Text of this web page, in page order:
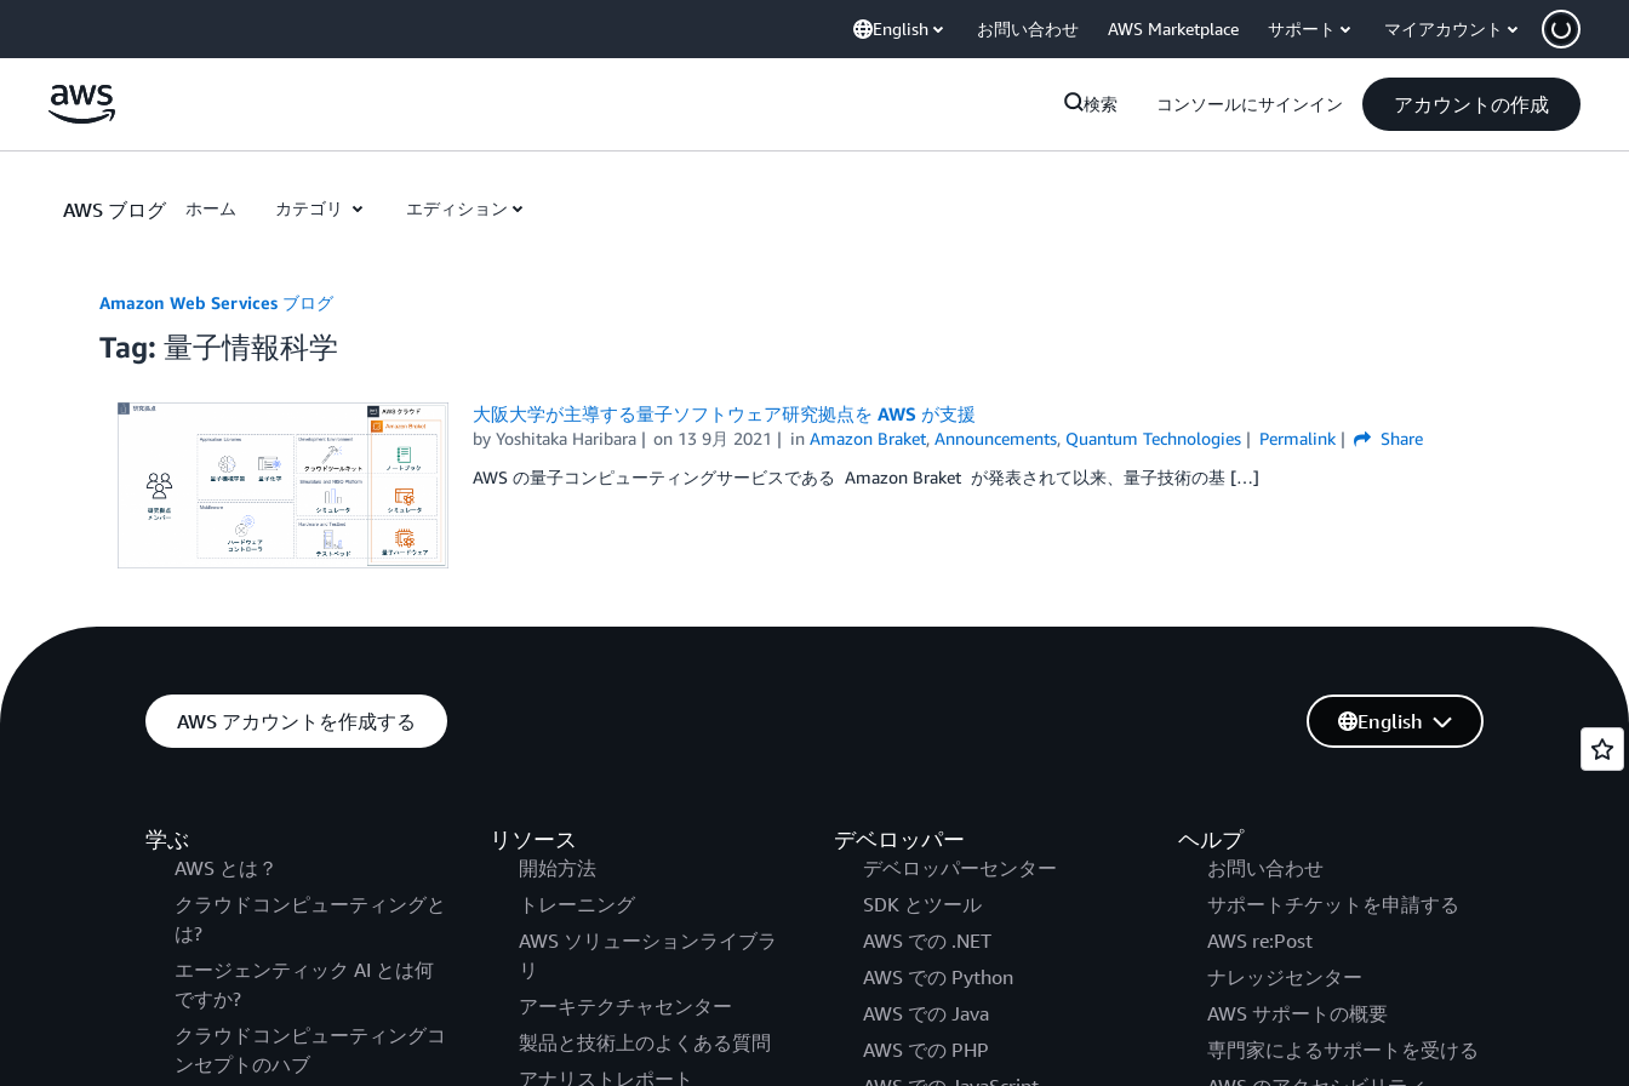
English お問い合わせ AWS Marketplace サポート マイアカウント
検索 コンソールにサインイン アカウントの作成
AWS ブログ ホーム カテゴリ エディション
Amazon Web Services ブログ
Tag: 量子情報科学
大阪大学が主導する量子ソフトウェア研究拠点を AWS が支援
by Yoshitaka Haribara on 13 9月 2021 inAmazon Braket,Announcements, Quantum Technologies Permalink
Share
AWS の量子コンピューティングサービスである Amazon Braket が発表されて以来、量子技術の基 […]
AWS アカウントを作成する
学ぶ
AWS とは？
クラウドコンピューティングと
は?
エージェンティック AI とは何
ですか?
クラウドコンピューティングコ
ンセプトのハブ
リソース
開始方法
トレーニング
AWS ソリューションライブラ
リ
アーキテクチャセンター
製品と技術上のよくある質問
アナリストレポート
デベロッパー
デベロッパーセンター
SDK とツール
AWS での .NET
AWS での Python
AWS での Java
AWS での PHP
ヘルプ
お問い合わせ
サポートチケットを申請する
AWS re:Post
ナレッジセンター
AWS サポートの概要
専門家によるサポートを受ける
English